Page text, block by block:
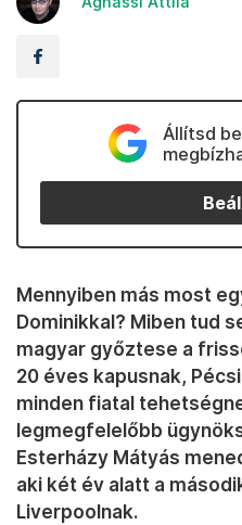
Állítsd
Mennyiben más most
Dominikkal? Miben tud
magyar győztese a
20 éves kapusnak,
minden fiatal
legmegfelelőbb
Esterházy Mátyás
aki két év alatt a
Liverpoolnak.